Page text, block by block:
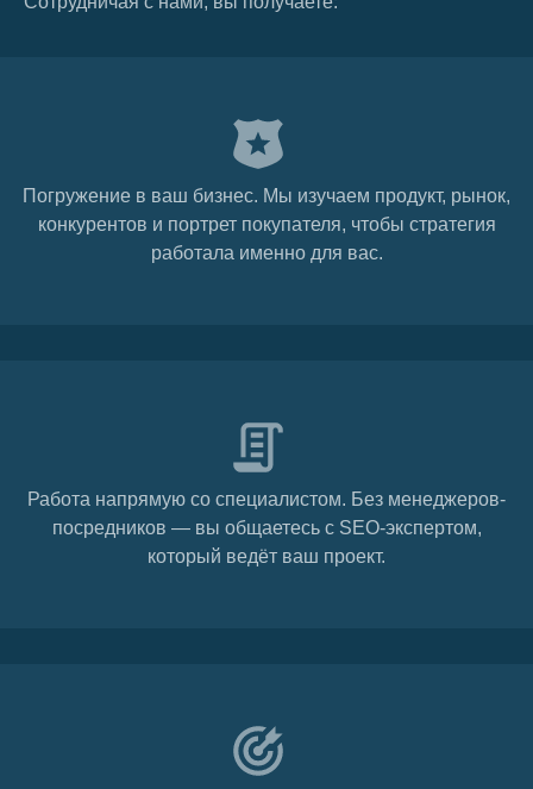
Погружение в ваш бизнес. Мы изучаем продукт, рынок,
конкурентов и портрет покупателя, чтобы стратегия
работала именно для вас.
Работа напрямую со специалистом. Без менеджеров-
посредников — вы общаетесь с SEO-экспертом,
который ведёт ваш проект.